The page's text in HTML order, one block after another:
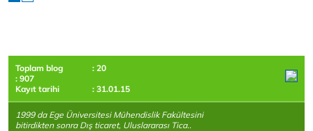
Toplam blog
: 20
: 907
Kayıt tarihi
: 31.01.15
1999 da Ege Üniversitesi Mühendislik Fakültesini
bitirdikten sonra Dış ticaret, Uluslararası Tica..